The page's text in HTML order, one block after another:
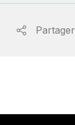
Partager